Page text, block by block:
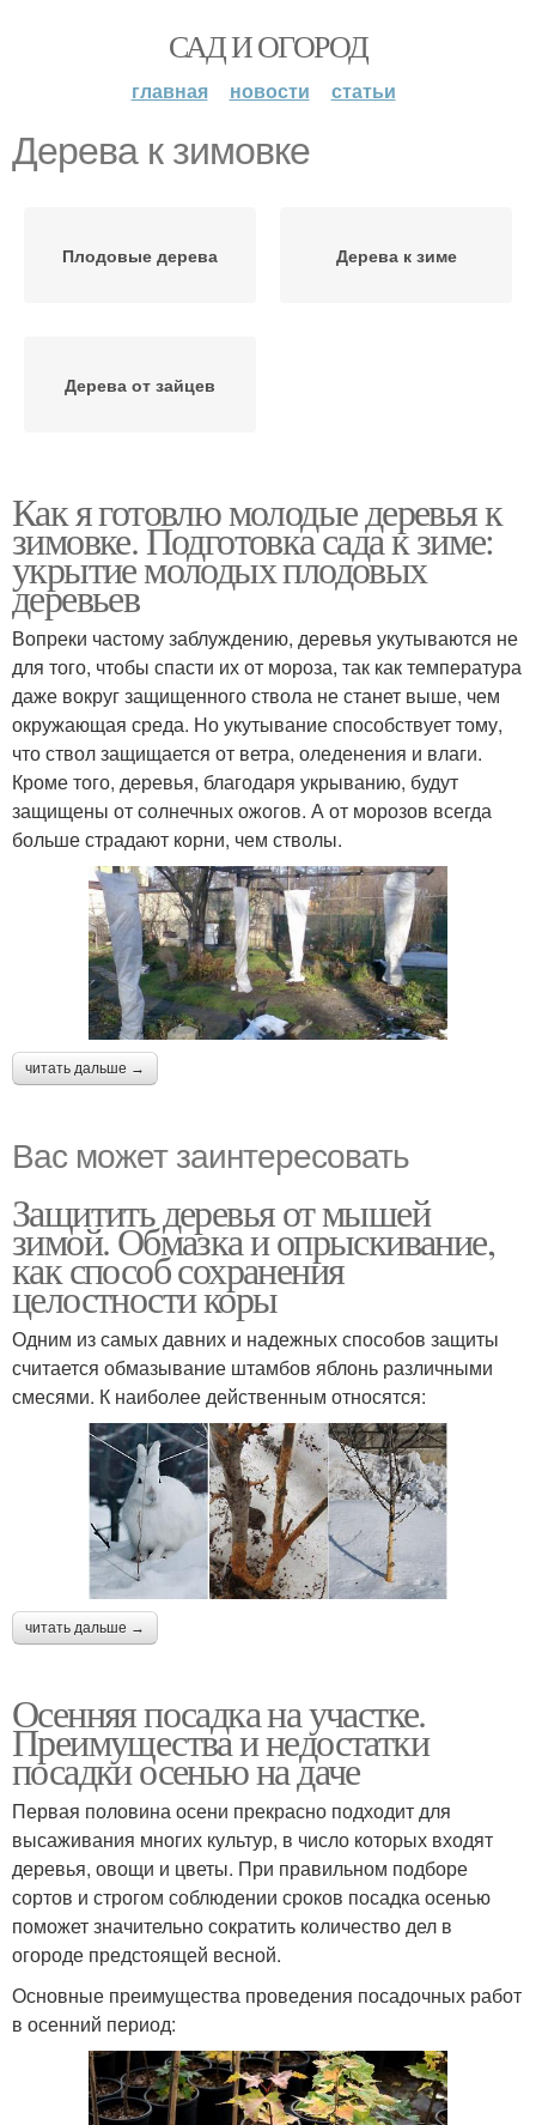
САД И ОГОРОД
главная новости статьи
Дерева к зимовке
Плодовые дерева Дерева к зиме
Дерева от зайцев
Как я готовлю молодые деревья к
зимовке. Подготовка сада к зиме:
укрытие молодых плодовых
деревьев
Вопреки частому заблуждению, деревья укутываются не
для того, чтобы спасти их от мороза, так как температура
даже вокруг защищенного ствола не станет выше, чем
окружающая среда. Но укутывание способствует тому,
что ствол защищается от ветра, оледенения и влаги.
Кроме того, деревья, благодаря укрыванию, будут
защищены от солнечных ожогов. А от морозов всегда
больше страдают корни, чем стволы.
читать дальше →
Вас может заинтересовать
Защитить деревья от мышей
зимой. Обмазка и опрыскивание,
как способ сохранения
целостности коры
Одним из самых давних и надежных способов защиты
считается обмазывание штамбов яблонь различными
смесями. К наиболее действенным относятся:
читать дальше →
Осенняя посадка на участке.
Преимущества и недостатки
посадки осенью на даче
Первая половина осени прекрасно подходит для
высаживания многих культур, в число которых входят
деревья, овощи и цветы. При правильном подборе
сортов и строгом соблюдении сроков посадка осенью
поможет значительно сократить количество дел в
огороде предстоящей весной.
Основные преимущества проведения посадочных работ
в осенний период: